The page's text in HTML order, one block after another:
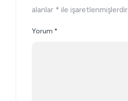
alanlar * ile işaretlenmişlerdir
Yorum *